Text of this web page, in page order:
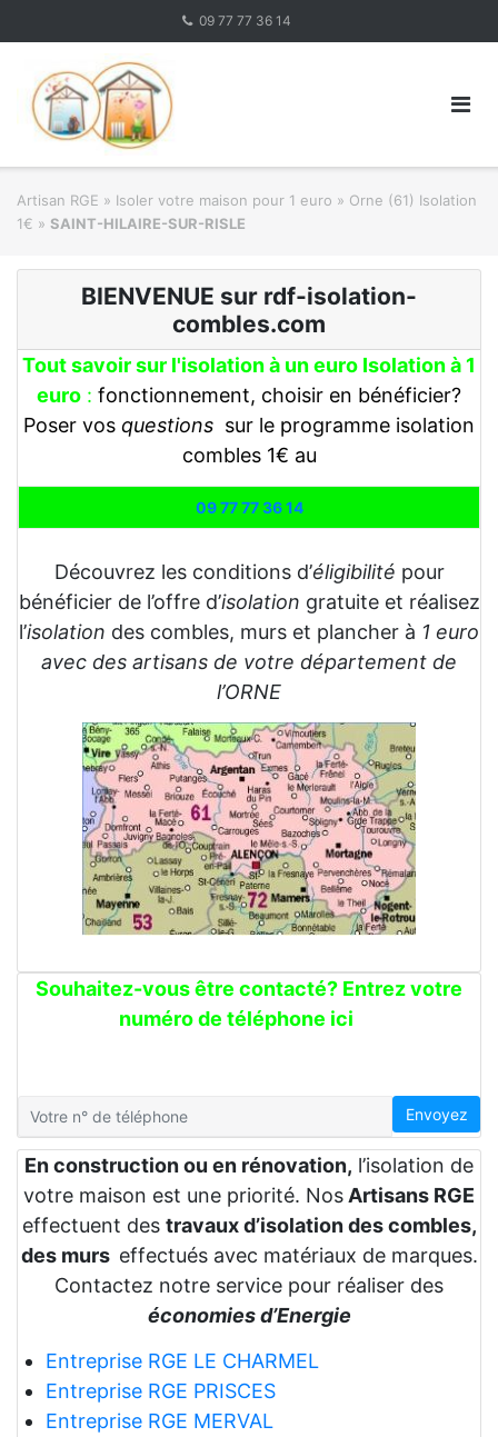
09 77 77 36 14
Artisan RGE » Isoler votre maison pour 1 euro » Orne (61) Isolation
1€ » SAINT-HILAIRE-SUR-RISLE
BIENVENUE sur rdf-isolation-
combles.com
Tout savoir sur l'isolation à un euro Isolation à 1
euro : fonctionnement, choisir en bénéficier?
Poser vos questions sur le programme isolation
combles 1€ au
09 77 77 36 14
Découvrez les conditions d’éligibilité pour
bénéficier de l’offre d’isolation gratuite et réalisez
l’isolation des combles, murs et plancher à 1 euro
avec des artisans de votre département de
l’ORNE
Souhaitez-vous être contacté? Entrez votre
numéro de téléphone ici
Envoyez
En construction ou en rénovation, l’isolation de
votre maison est une priorité. Nos Artisans RGE
effectuent des travaux d’isolation des combles,
des murs effectués avec matériaux de marques.
Contactez notre service pour réaliser des
économies d’Energie
Entreprise RGE LE CHARMEL
Entreprise RGE PRISCES
Entreprise RGE MERVAL